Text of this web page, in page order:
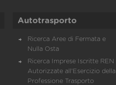
Autotrasporto
Ricerca Aree di Fermata e
Nulla Osta
Ricerca Imprese Iscritte REN
Autorizzate all'Esercizio della
Professione Trasporto